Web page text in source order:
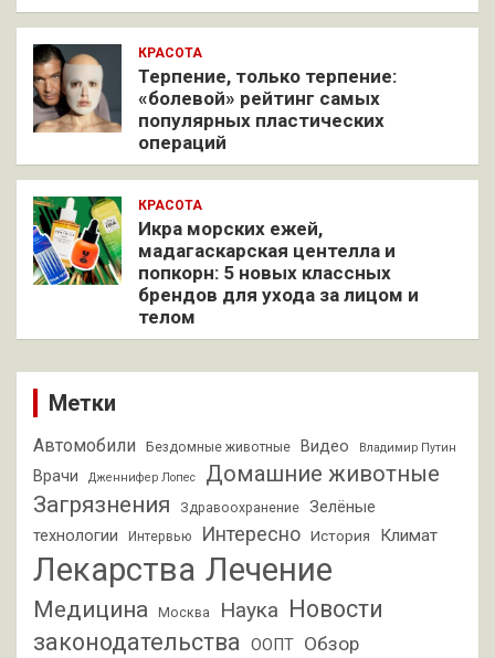
КРАСОТА
Терпение, только терпение:
«болевой» рейтинг самых
популярных пластических
операций
КРАСОТА
Икра морских ежей,
мадагаскарская центелла и
попкорн: 5 новых классных
брендов для ухода за лицом и
телом
Метки
Автомобили Бездомные животные Видео Владимир Путин
Врачи Дженнифер Лопес
Домашние животные
Загрязнения
Здравоохранение
Зелёные
технологии
Интервью Интересно История Климат
Лекарства Лечение
Медицина Москва Наука
Новости
законодательства ООПТ Обзор